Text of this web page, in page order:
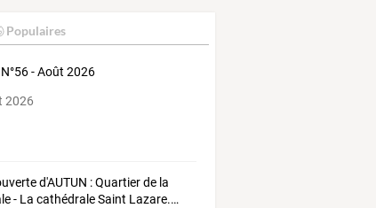
Populaires
N°56 - Août 2026
2026
d'AUTUN :Quartierde la
- La cathédraleSaint Lazare.…